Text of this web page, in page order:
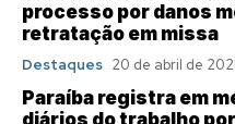
processo por danos
retratação em missa
Destaques 20 de abril de
Paraíba registra em